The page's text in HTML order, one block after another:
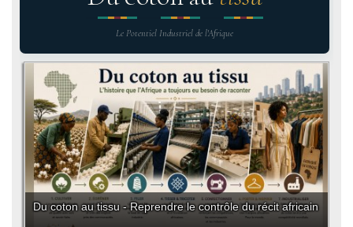
Le Potentiel Industriel de l'Afrique
Du coton au tissu - Reprendre le contrôle du récit africain